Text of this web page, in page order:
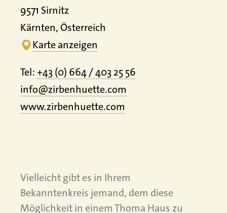
9571 Sirnitz
Kärnten, Österreich
Karte anzeigen
Tel:+43 (0) 664 / 403 25 56
info@zirbenhuette.com
www.zirbenhuette.com
Vielleicht gibt es in Ihrem
Bekanntenkreis jemand, dem diese
Möglichkeit in einem Thoma Haus zu